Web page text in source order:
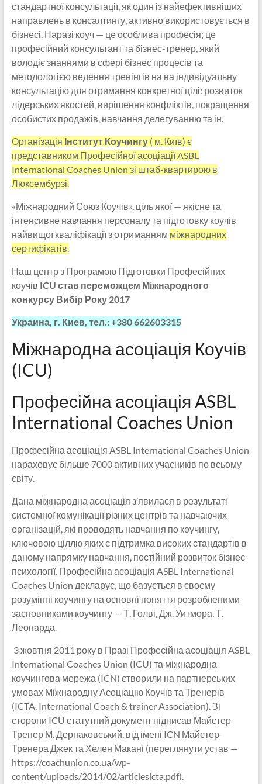
стандартної консультації, як один із найефективніших
направлень в консалтингу, активно використовується в
бізнесі. Наразі коуч — це особлива професія; це
професійний консультант та бізнес-тренер, який
володіє знаннями в сфері бізнес процесів та
методологією ведення тренінгів на на індивідуальну
консультацію для отримання конкретної цілі: розвиток
лідерських якостей, вирішення конфліктів, покращення
особистих продажів, навчання делегуванню та ін.
Організація Інститут Коучингу ( м. Київ) є
представником Професійної асоціації ASBL
International Coaches Union зі штаб-квартирою в
Люксембурзі.
«Міжнародний Союз Коучів», ціль якої — якісне та
інтенсивне навчання персоналу та підготовку коучів
найвищої кваліфікації з отриманням міжнародних
сертифікатів.
Наш центр з Програмою Підготовки Професійних
коучів ICU став переможцем Міжнародного
конкурсу Вибір Року 2017
Украина, г. Киев, тел.: +380 662603315
Міжнародна асоціація Коучів
(ICU)
Професійна асоціація ASBL
International Coaches Union
Професійна асоціація ASBL International Coaches Union
нараховує більше 7000 активних учасників по всьому
світу.
Дана міжнародна асоціація з’явилася в результаті
системної комунікації різних центрів та навчаючих
організацій, які проводять навчання по коучингу,
ключовою ціллю яких є підтримка високих стандартів в
даному напрямку навчання, постійний розвиток бізнес-
психології. Професійна асоціація ASBL International
Coaches Union декларує, що базується в своєму
розумінні коучингу на основні поняття розробленими
засновниками коучингу — Т. Голві, Дж. Уитмора, Т.
Леонарда.
3 жовтня 2011 року в Празі Професійна асоціація ASBL
International Coaches Union (ICU) та міжнародна
коучингова мережа (ICN) створили на партнерських
умовах Міжнародну Асоціацію Коучів та Тренерів
(ICTA, International Coach & trainer Association). Зі
сторони ICU статутний документ підписав Майстер
Тренер М. Дернаковський, від імені ICN Майстер-
Тренера Джек та Хелен Макані (переглянути устав —
https://coachunion.co.ua/wp-
content/uploads/2014/02/articlesicta.pdf).